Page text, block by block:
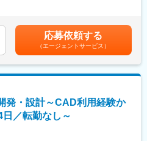
装置・エネルギーデバイス製造装置
る分野に展開しており、業績も右肩
、IoT、EV、脱炭素といった次世代産
オを構築しており、電子部品の販売
製造装置などのオリジナル製品開
が可能です。
務
、お問い合わせやご来店いただいた
をヒアリングし、リースの説明とと
車となります。
のTVCMのように税金、保険、車
りやすい価格なので営業がしやすく
/入社1年目】年収786万円+各種手当
ランク：シルバー/入社3年目】年収
：ゴールド/入社4年目】 年収882万
も目安の金額であり、選考を通じて上
給(月額)は固定手当を含めた表記で
応募依頼する
（エージェントサービス）
発・設計～CAD利用経験か
／転勤なし～